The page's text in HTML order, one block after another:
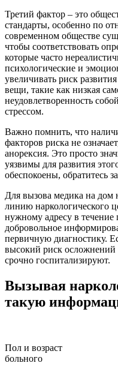
Третий фактор – это
стандарты, особенно по
современном обществе
чтобы соответствовать
которые часто
психологические и
увеличивать риск
вещи, такие как низкая
неудовлетворенность
стрессом.
Важно помнить, что
факторов риска не
анорексия. Это просто
уязвимы для развития
обеспокоены, обратитесь
Для вызова медика на дом
линию наркологического
нужному адресу в течение
добровольное
первичную диагностику.
высокий риск осложнений
срочно госпитализируют.
Вызывая
такую
Пол и возраст
больного